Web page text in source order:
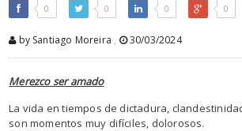
0 0 0 0
by Santiago Moreira , 30/03/2024
Merezco ser amado
La vida en tiempos de dictadura,
son momentos muy difíciles, dolorosos.